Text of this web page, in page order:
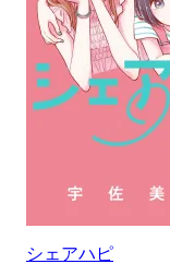
シェアハピ